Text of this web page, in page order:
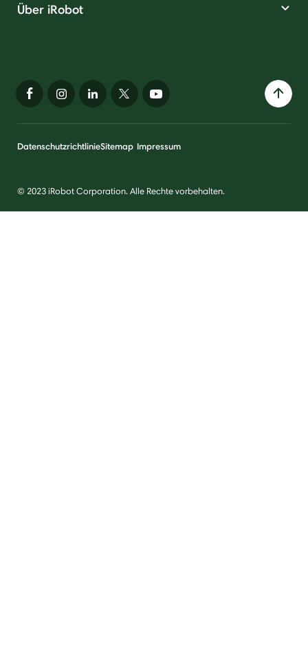
Über iRobot
DatenschutzrichtlinieSitemap Impressum
© 2023 iRobot Corporation. Alle Rechte vorbehalten.